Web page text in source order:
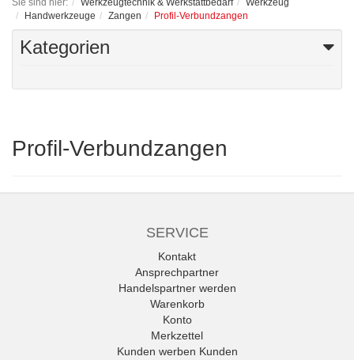
Sie sind hier: Werkzeugtechnik & Werkstattbedarf
Werkzeug
Handwerkzeuge
Zangen Profil-Verbundzangen
Kategorien
Profil-Verbundzangen
SERVICE
Kontakt
Ansprechpartner
Handelspartner werden
Warenkorb
Konto
Merkzettel
Kunden werben Kunden